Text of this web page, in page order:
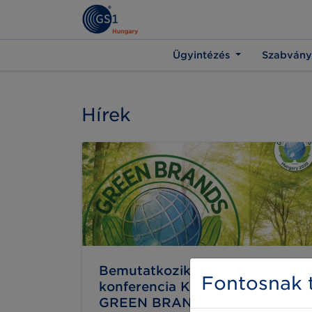
Ügyintézés
Hírek
Bemutatkozik a GS1 BRIDGE
konferencia Kiemelt kiállítója: a
GREEN BRANDS Hungary
Fontosnak